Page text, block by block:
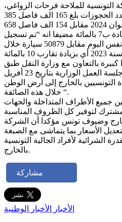
التونسية للملاحة فرحات الزواغي،
في تصريح لــ(وات)، أن عدد الحجوزات بلغ 165 الف فاصل 385
مسافرا إلى حدود 18 جوان 2024 مقابل 154 الف فاصل 658
مسافرا، خلال سنة 2023 أي بزيادة ب7 بالمائة مضيفا انه “تم تسجيل
شحن 55050 سيارة الى حد نفس اليوم مقابل 50879 سيارة خلال
بالتعاون مع وزارة النقل طبق
التوصيات المنبثقة عن جلسة العمل الوزارية بتاريخ 23 أفريل
التونسيين بالخارج إلى أرض الوطن
خلال هذه الصائفة “.
جميع الأطراف المتداخلة والجهات
لتوفير كل الظروف المناسبة
وضيوف تونس مؤكدا أن الشركة
الأسعار بما يتماشى مع الصبغة
الشرائية لأفراد الجالية التونسية
بالخارج.
مشاركة
الأخبار الأخبار الوطنية